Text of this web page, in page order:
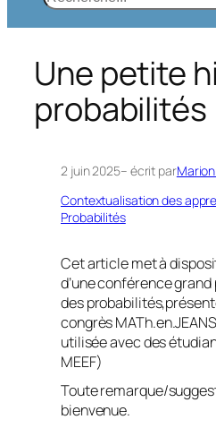
e
h
e
r
c
Une petite
probabilités
2 juin 2025– écrit par
Contextualisation des
Probabilités
Cet article met à
d’une conférence
des
congrès
utilisée avec des
MEEF)
Toute remarque/
bienvenue.